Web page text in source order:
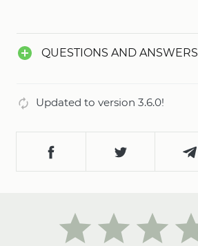
QUESTIONS AND ANSWERS
Updated to version 3.6.0!